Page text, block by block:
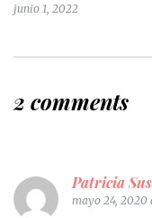
junio 1, 2022
2 comments
Patricia
mayo 24, 2020